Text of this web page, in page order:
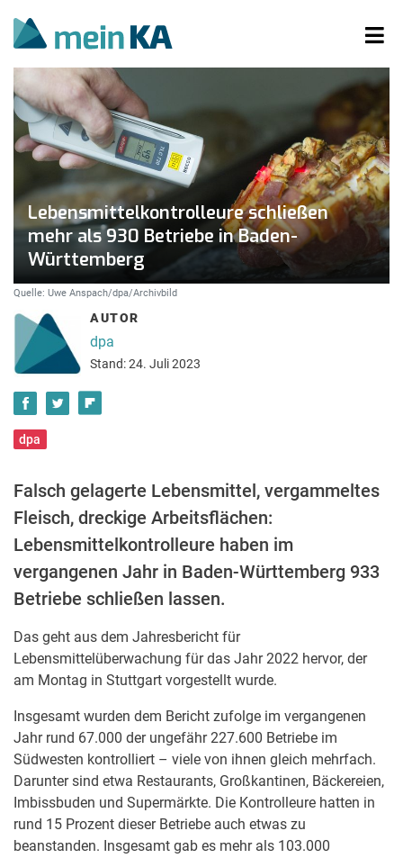
Lebensmittelkontrolleure schließen
mehr als 930 Betriebe in Baden-
Württemberg
Quelle: Uwe Anspach/dpa/Archivbild
AUTOR
dpa
Stand: 24. Juli 2023
dpa
Falsch gelagerte Lebensmittel, vergammeltes
Fleisch, dreckige Arbeitsflächen:
Lebensmittelkontrolleure haben im
vergangenen Jahr in Baden-Württemberg 933
Betriebe schließen lassen.
Das geht aus dem Jahresbericht für
Lebensmittelüberwachung für das Jahr 2022 hervor, der
am Montag in Stuttgart vorgestellt wurde.
Insgesamt wurden dem Bericht zufolge im vergangenen
Jahr rund 67.000 der ungefähr 227.600 Betriebe im
Südwesten kontrolliert – viele von ihnen gleich mehrfach.
Darunter sind etwa Restaurants, Großkantinen, Bäckereien,
Imbissbuden und Supermärkte. Die Kontrolleure hatten in
rund 15 Prozent dieser Betriebe auch etwas zu
beanstanden. Insgesamt gab es mehr als 103.000